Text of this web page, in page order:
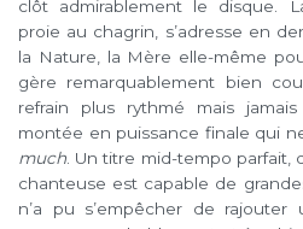
clôt admirablement le disque.
proie au chagrin, s’adresse en
la Nature, la Mère elle-même
gère remarquablement bien
refrain plus rythmé mais jamais
montée en puissance finale qui
much. Un titre mid-tempo parfait,
chanteuse est capable de
n’a pu s’empêcher de